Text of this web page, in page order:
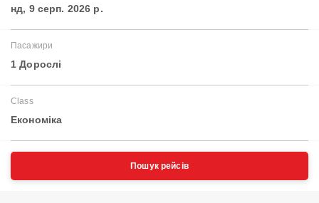
нд, 9 серп. 2026 р.
Пасажири
1 Дорослі
Class
Економіка
Пошук рейсів